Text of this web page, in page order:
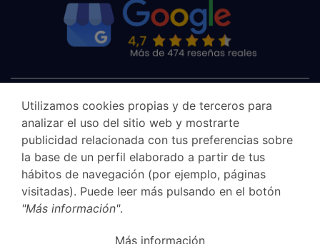
Utilizamos cookies propias y de terceros para
analizar el uso del sitio web y mostrarte
publicidad relacionada con tus preferencias sobre
la base de un perfil elaborado a partir de tus
hábitos de navegación (por ejemplo, páginas
visitadas). Puede leer más pulsando en el botón
"Más información".
Más información